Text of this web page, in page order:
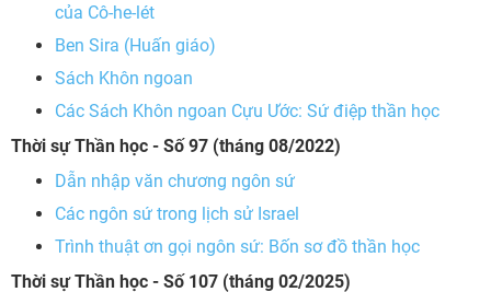
của Cô-he-lét
Ben Sira (Huấn giáo)
Sách Khôn ngoan
Các Sách Khôn ngoan Cựu Ước: Sứ điệp thần học
Thời sự Thần học - Số 97 (tháng 08/2022)
Dẫn nhập văn chương ngôn sứ
Các ngôn sứ trong lịch sử Israel
Trình thuật ơn gọi ngôn sứ: Bốn sơ đồ thần học
Thời sự Thần học - Số 107 (tháng 02/2025)